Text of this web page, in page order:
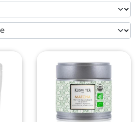
Brand
Åbningstider